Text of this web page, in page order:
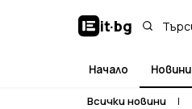
it·bg
Начало Новини
Всички новини |